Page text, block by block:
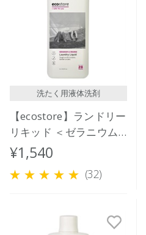
洗たく用液体洗剤
【ecostore】ランドリー
リキッド ＜ゼラニウム
＆オレンジ＞1L
¥1,540
(32)